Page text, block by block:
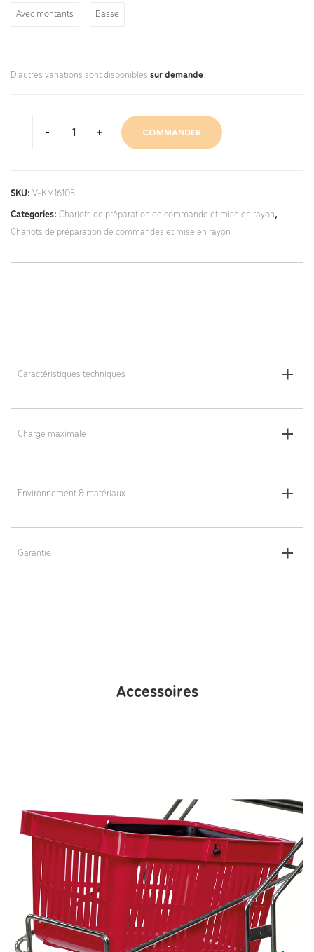
Avec montants Basse
D'autres variations sont disponibles sur demande.
- + COMMANDER
SKU: V-KM16105
Categories: Chariots de préparation de commande et mise en rayon,
Chariots de préparation de commandes et mise en rayon
Caractéristiques techniques
Dimensions totales (L x l x h) : 430 x 285 x 285 mm
Charge maximale
50 kg
Environnement & matériaux
Revêtement : électro-galvanisé ou peinture époxy noire (thermolaqué)
Garantie
5 ans
Accessoires